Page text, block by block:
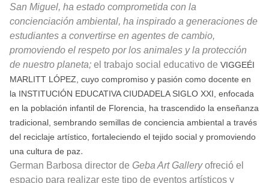
San Miguel, ha estado comprometida con la
concienciación ambiental, ha inspirado a generaciones de
estudiantes a convertirse en agentes de cambio,
promoviendo el respeto por los animales y la protección
de nuestro planeta; el trabajo social educativo de VIGGEÉI
MARLITT LÓPEZ, cuyo compromiso y pasión como docente en
la INSTITUCIÓN EDUCATIVA CIUDADELA SIGLO XXI, enfocada
en la población infantil de Florencia, ha trascendido la enseñanza
tradicional, sembrando semillas de conciencia ambiental a través
del reciclaje artístico, fortaleciendo el tejido social y promoviendo
una cultura de paz.
German Barbosa director de Geba Art Galleryofreció el
espacio para realizar este tipo de eventos artísticos y